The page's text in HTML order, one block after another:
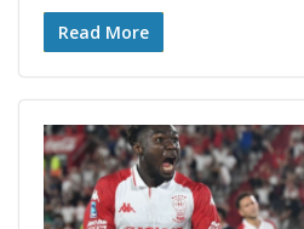
Read More